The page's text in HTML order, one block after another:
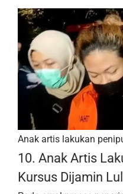
Anak artis lakukan
10. Anak Artis
Kursus Dijamin